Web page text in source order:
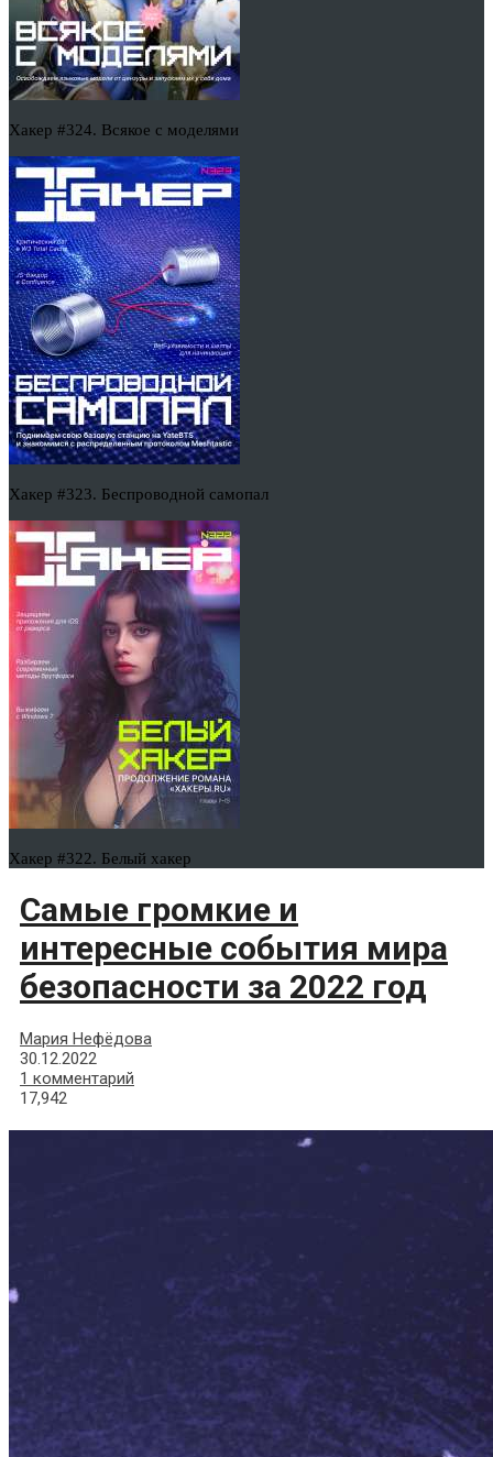
Хакер #324. Всякое с моделями
Хакер #323. Беспроводной самопал
Хакер #322. Белый хакер
Самые громкие и
интересные события мира
безопасности за 2022 год
Мария Нефёдова
30.12.2022
1 комментарий
17,942